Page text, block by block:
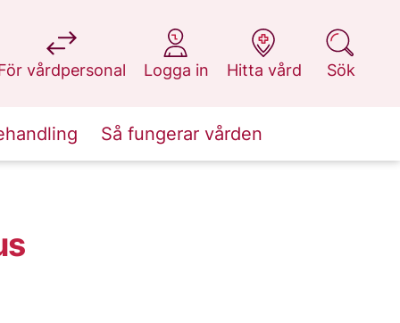
vårdpersonal
på 1177.se
Logga in
på 1177.se
Hitta vård
på 1177.se
Sök
på 1177.se
Så fungerar vården